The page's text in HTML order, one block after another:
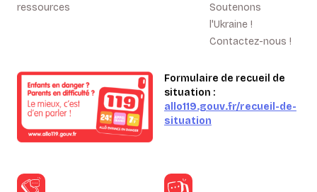
ressources
Soutenons
l'Ukraine !
Contactez-nous !
Formulaire de recueil de
situation :
allo119.gouv.fr/recueil-de-
situation